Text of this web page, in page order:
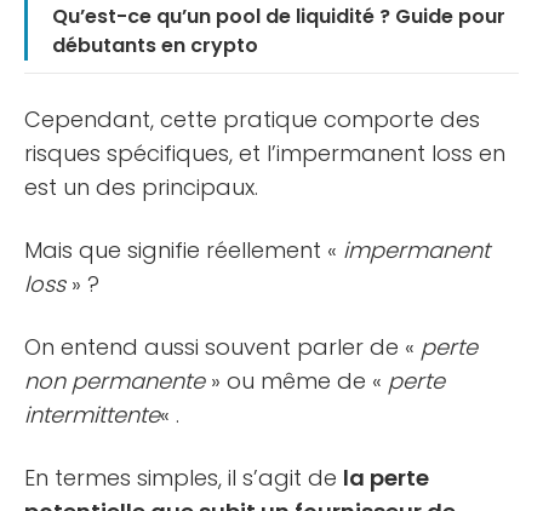
Qu’est-ce qu’un pool de liquidité ? Guide pour
débutants en crypto
Cependant, cette pratique comporte des
risques spécifiques, et l’impermanent loss en
est un des principaux.
Mais que signifie réellement « impermanent
loss» ?
On entend aussi souvent parler de « perte
non permanente» ou même de « perte
intermittente« .
En termes simples, il s’agit de la perte